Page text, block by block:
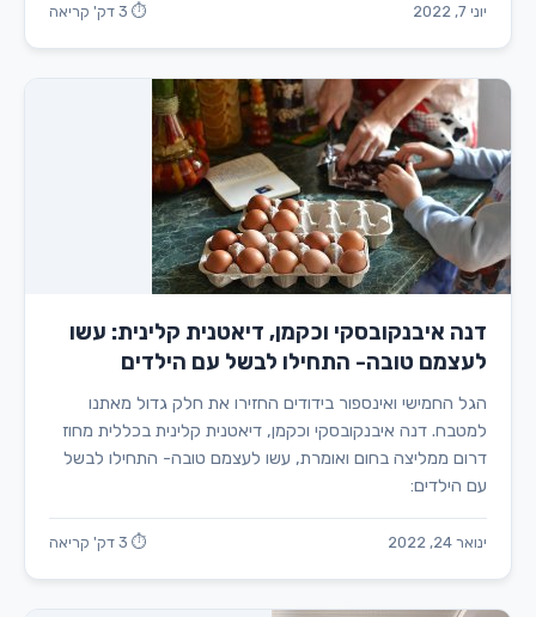
יוני 7, 2022 ⏱ 3 דק' קריאה
דנה איבנקובסקי וכקמן, דיאטנית קלינית: עשו
לעצמם טובה- התחילו לבשל עם הילדים
הגל החמישי ואינספור בידודים החזירו את חלק גדול מאתנו
למטבח. דנה איבנקובסקי וכקמן, דיאטנית קלינית בכללית מחוז
דרום ממליצה בחום ואומרת, עשו לעצמם טובה- התחילו לבשל
עם הילדים:
ינואר 24, 2022 ⏱ 3 דק' קריאה